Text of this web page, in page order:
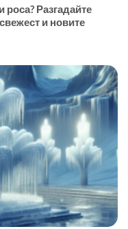
Разгадайте
и новите